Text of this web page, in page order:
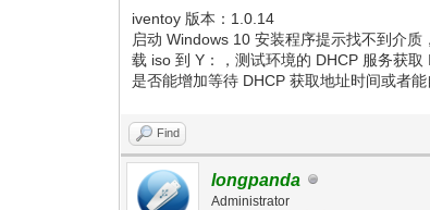
iventoy 版本：1.0.14
启动 Windows 10 安装程序提示找不到介
载 iso 到 Y：，测试环境的 DHCP 服务获
是否能增加等待 DHCP 获取地址时间或者
Find
longpanda
Administrator